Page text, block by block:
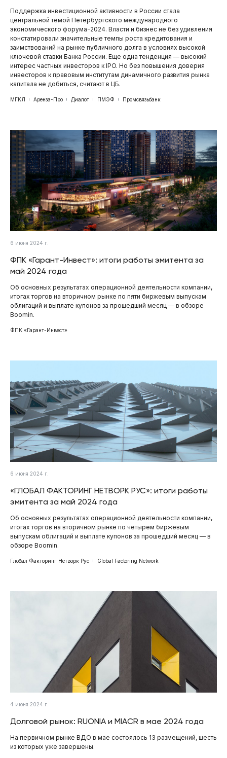
Поддержка инвестиционной активности в России стала
центральной темой Петербургского международного
экономического форума-2024. Власти и бизнес не без удивления
констатировали значительные темпы роста кредитования и
заимствований на рынке публичного долга в условиях высокой
ключевой ставки Банка России. Еще одна тенденция — высокий
интерес частных инвесторов к IPO. Но без повышения доверия
инвесторов к правовым институтам динамичного развития рынка
капитала не добиться, считают в ЦБ.
МГКЛ Аренза-Про Диалот ПМЭФ Промсвязьбанк
6 июня 2024 г.
ФПК «Гарант-Инвест»: итоги работы эмитента за
май 2024 года
Об основных результатах операционной деятельности компании,
итогах торгов на вторичном рынке по пяти биржевым выпускам
облигаций и выплате купонов за прошедший месяц — в обзоре
Boomin.
ФПК «Гарант-Инвест»
6 июня 2024 г.
«ГЛОБАЛ ФАКТОРИНГ НЕТВОРК РУС»: итоги работы
эмитента за май 2024 года
Об основных результатах операционной деятельности компании,
итогах торгов на вторичном рынке по четырем биржевым
выпускам облигаций и выплате купонов за прошедший месяц — в
обзоре Boomin.
Глобал Факторинг Нетворк Рус Global Factoring Network
4 июня 2024 г.
Долговой рынок: RUONIA и MIACR в мае 2024 года
На первичном рынке ВДО в мае состоялось 13 размещений, шесть
из которых уже завершены.